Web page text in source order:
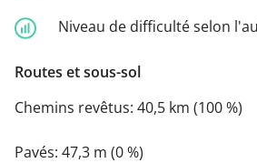
Niveau de difficulté selon
Routes et sous-sol
Chemins revêtus: 40,5 km (100 %)
Pavés: 47,3 m (0 %)